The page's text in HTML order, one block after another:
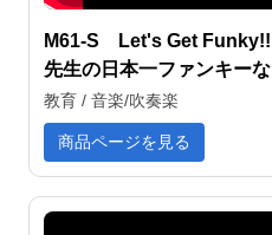
M61-S Let's Get Funky!!
先生の日本一ファンキー
教育 / 音楽/吹奏楽
商品ページを見る